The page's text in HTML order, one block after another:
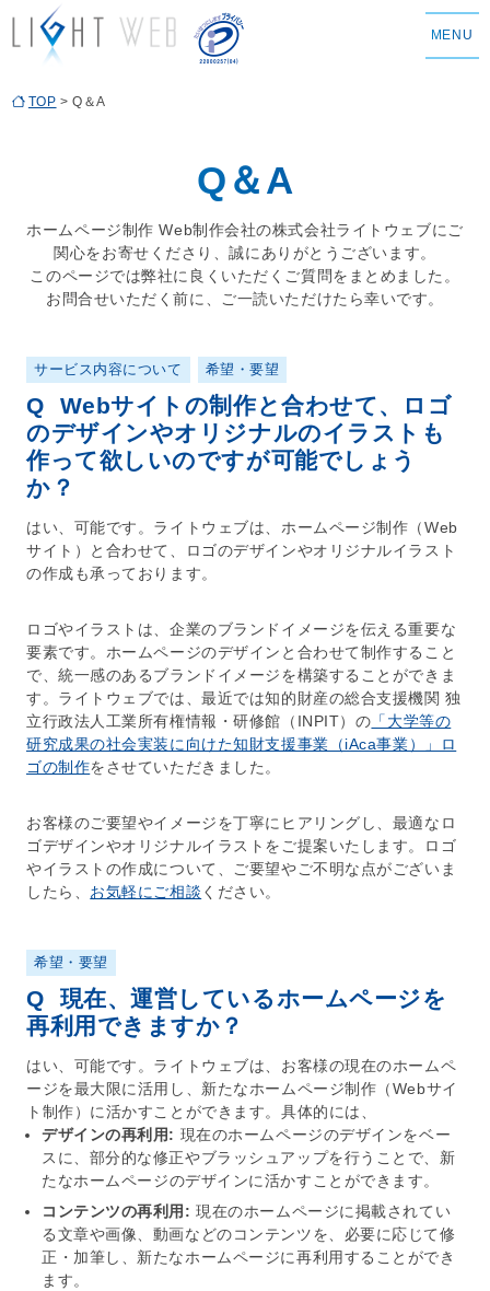
MENU
TOP > Q＆A
Q＆A
ホームページ制作 Web制作会社の株式会社ライトウェブにご
関心をお寄せくださり、誠にありがとうございます。
このページでは弊社に良くいただくご質問をまとめました。
お問合せいただく前に、ご一読いただけたら幸いです。
サービス内容について 希望・要望
Q
Webサイトの制作と合わせて、ロゴ
のデザインやオリジナルのイラストも
作って欲しいのですが可能でしょう
か？
はい、可能です。ライトウェブは、 ホームページ制作 （Web
サイト ）と合わせて、ロゴのデザインやオリジナルイラスト
の作成も承っております。
ロゴやイラストは、企業のブランドイメージを伝える重要な
要素です。ホームページのデザインと合わせて制作すること
で、統一感のあるブランドイメージを構築することができま
す。ライトウェブでは、最近では知的財産の総合支援機関 独
立行政法人工業所有権情報・研修館（INPIT）の 「大学等の
研究成果の社会実装に向けた知財支援事業（iAca事業）」ロ
ゴの制作をさせていただきました。
お客様のご要望やイメージを丁寧にヒアリングし、最適なロ
ゴデザインやオリジナルイラストをご提案いたします。ロゴ
やイラストの作成について、ご要望やご不明な点がございま
したら、 お気軽にご相談 ください。
希望・要望
Q
現在、運営しているホームページを
再利用できますか？
はい、可能です。ライトウェブは、お客様の現在のホームペ
ージを最大限に活用し、新たなホームページ制作 （Webサイ
ト制作）に活かすことができます。具体的には、
デザインの再利用: 現在のホームページのデザインをベー
スに、部分的な修正やブラッシュアップを行うことで、新
たなホームページのデザインに活かすことができます。
コンテンツの再利用: 現在のホームページに掲載されてい
る文章や画像、動画などのコンテンツを、必要に応じて修
正・加筆し、新たなホームページに再利用することができ
ます。